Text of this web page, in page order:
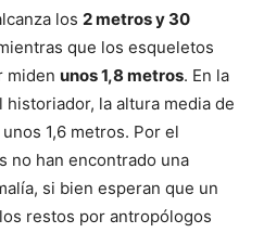
los 2 metros y 30
que los esqueletos
miden unos 1,8 metros. En la
la altura media de
1,6 metros. Por el
no han encontrado una
si bien esperan que un
restos por antropólogos